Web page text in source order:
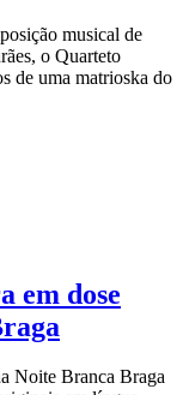
musical de
o Quarteto
de uma matrioska do
em dose
Noite Branca Braga